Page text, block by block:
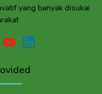
yang banyak disukai